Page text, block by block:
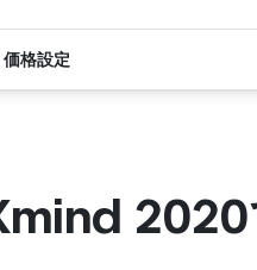
2020
価格設定